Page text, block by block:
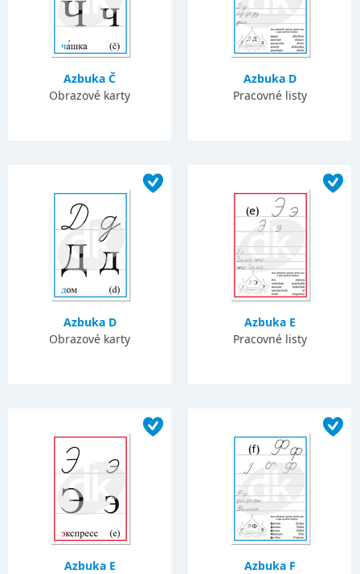
Azbuka Č
Obrazové karty
Azbuka D
Pracovné listy
Azbuka D
Obrazové karty
Azbuka E
Pracovné listy
Azbuka E
Azbuka F